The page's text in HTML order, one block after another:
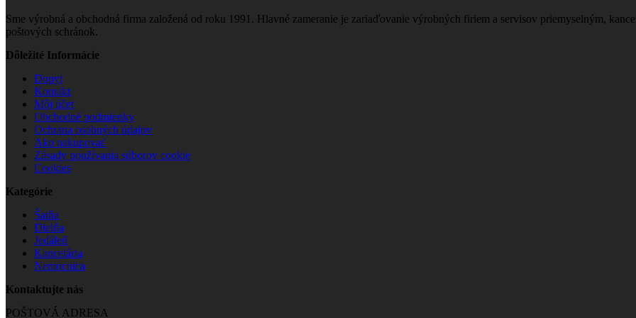
Sme výrobná a obchodná firma založená od roku 1991. Hlavné zameranie je zariaďovanie výrobných firiem a servisov priemyselným,
poštových schránok.
Dôležité Informácie
Dopyt
Kontakt
Môj účet
Obchodné podmienky
Ochrana osobných údajov
Ako nakupovať
Zásady používania súborov cookie
Cookies
Kategórie
Šatňa
Dielňa
Jedáleň
Kancelária
Nemocnica
Kontaktujte nás
POŠTOVÁ ADRESA